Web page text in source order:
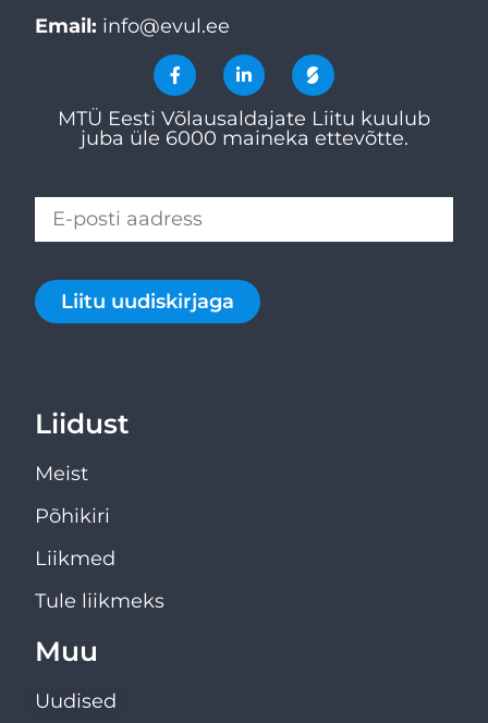
Email: info@evul.ee
MTÜ Eesti Võlausaldajate Liitu kuulub
juba üle 6000 maineka ettevõtte.
Liitu uudiskirjaga
Liidust
Meist
Põhikiri
Liikmed
Tule liikmeks
Muu
Uudised